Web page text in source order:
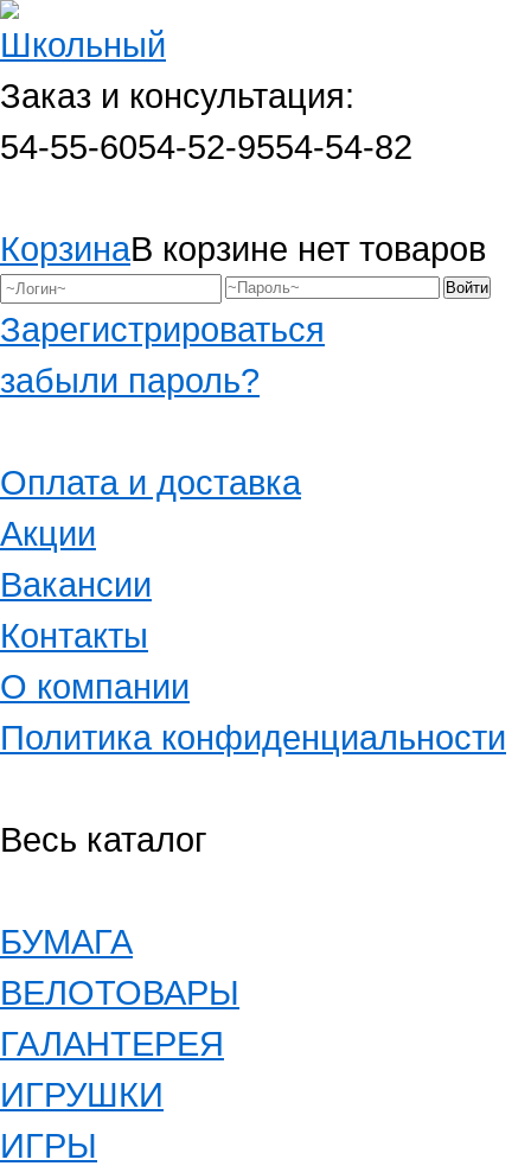
Заказ и консультация:
54-55-6054-52-9554-54-82
КорзинаВ корзине нет товаров
Зарегистрироваться
забыли пароль?
Оплата и доставка
Акции
Вакансии
Контакты
О компании
Политика конфиденциальности
Весь каталог
БУМАГА
ВЕЛОТОВАРЫ
ГАЛАНТЕРЕЯ
ИГРУШКИ
ИГРЫ